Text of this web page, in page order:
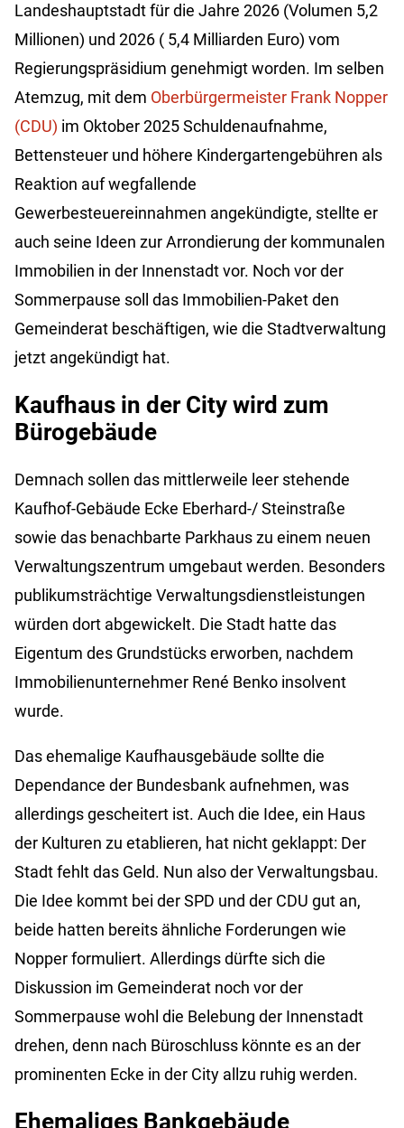
Landeshauptstadt für die Jahre 2026 (Volumen 5,2
Millionen) und 2026 ( 5,4 Milliarden Euro) vom
Regierungspräsidium genehmigt worden. Im selben
Atemzug, mit dem Oberbürgermeister Frank Nopper
(CDU) im Oktober 2025 Schuldenaufnahme,
Bettensteuer und höhere Kindergartengebühren als
Reaktion auf wegfallende
Gewerbesteuereinnahmen angekündigte, stellte er
auch seine Ideen zur Arrondierung der kommunalen
Immobilien in der Innenstadt vor. Noch vor der
Sommerpause soll das Immobilien-Paket den
Gemeinderat beschäftigen, wie die Stadtverwaltung
jetzt angekündigt hat.
Kaufhaus in der City wird zum
Bürogebäude
Demnach sollen das mittlerweile leer stehende
Kaufhof-Gebäude Ecke Eberhard-/ Steinstraße
sowie das benachbarte Parkhaus zu einem neuen
Verwaltungszentrum umgebaut werden. Besonders
publikumsträchtige Verwaltungsdienstleistungen
würden dort abgewickelt. Die Stadt hatte das
Eigentum des Grundstücks erworben, nachdem
Immobilienunternehmer René Benko insolvent
wurde.
Das ehemalige Kaufhausgebäude sollte die
Dependance der Bundesbank aufnehmen, was
allerdings gescheitert ist. Auch die Idee, ein Haus
der Kulturen zu etablieren, hat nicht geklappt: Der
Stadt fehlt das Geld. Nun also der Verwaltungsbau.
Die Idee kommt bei der SPD und der CDU gut an,
beide hatten bereits ähnliche Forderungen wie
Nopper formuliert. Allerdings dürfte sich die
Diskussion im Gemeinderat noch vor der
Sommerpause wohl die Belebung der Innenstadt
drehen, denn nach Büroschluss könnte es an der
prominenten Ecke in der City allzu ruhig werden.
Ehemaliges Bankgebäude